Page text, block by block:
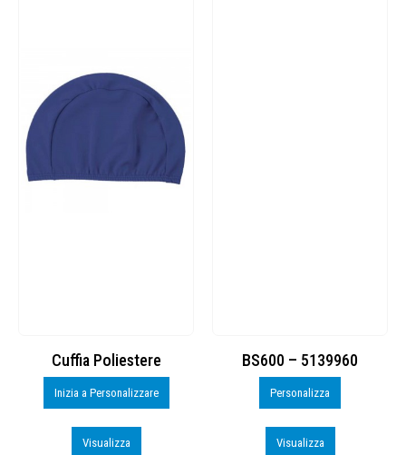
Cuffia Poliestere
Inizia a Personalizzare
Visualizza
BS600 – 5139960
Personalizza
Visualizza